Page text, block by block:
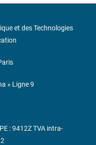
et des Technologies
» Ligne 9
: 9412Z TVA intra-